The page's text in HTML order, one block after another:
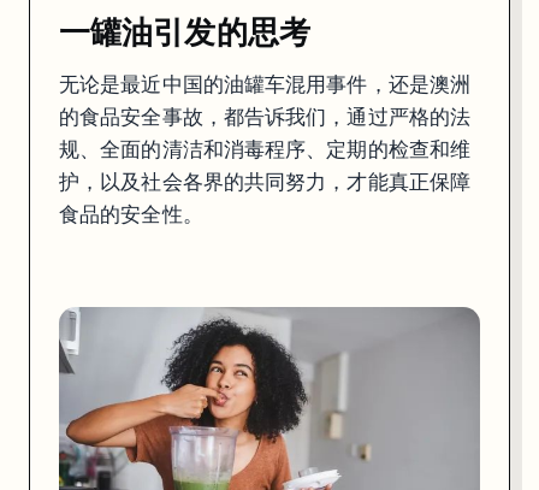
让我们一起努力，为食品安全保驾护航吧！
你在澳洲遇到过什么食品安全事件吗
在评论区分享你的经历吧
一罐油引发的思考
无论是最近中国的油罐车混用事件，还是澳洲
的食品安全事故，都告诉我们，通过严格的法
规、全面的清洁和消毒程序、定期的检查和维
护，以及社会各界的共同努力，才能真正保障
食品的安全性。